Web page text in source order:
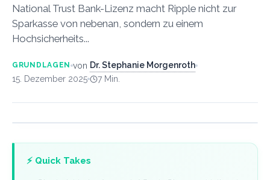
National Trust Bank-Lizenz macht Ripple nicht zur
Sparkasse von nebenan, sondern zu einem
Hochsicherheits...
GRUNDLAGEN von Dr. Stephanie Morgenroth
15. Dezember 2025
7 Min.
⚡ Quick Takes